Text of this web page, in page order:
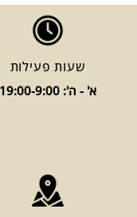
שעות פעילות
א' - ה': 19:00-9:00